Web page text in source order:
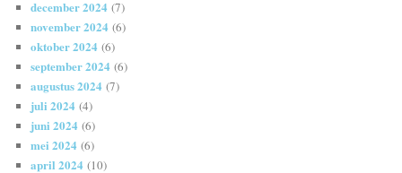
december 2024 (7)
november 2024 (6)
oktober 2024 (6)
september 2024 (6)
augustus 2024 (7)
juli 2024 (4)
juni 2024 (6)
mei 2024 (6)
april 2024 (10)